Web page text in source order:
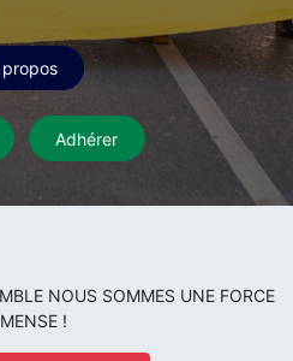
propos
Adhérer
NOUS SOMMES UNE FORCE
!